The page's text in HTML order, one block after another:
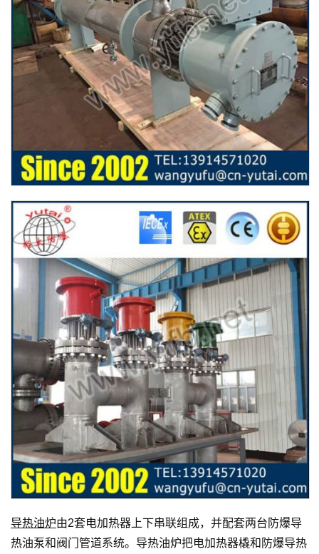
导热油炉由2套电加热器上下串联组成，并配套两台防爆导
热油泵和阀门管道系统。导热油炉把电加热器橇和防爆导热